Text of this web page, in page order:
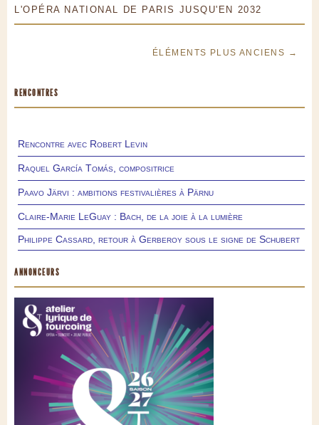
L'OPÉRA NATIONAL DE PARIS JUSQU'EN 2032
ÉLÉMENTS PLUS ANCIENS →
RENCONTRES
Rencontre avec Robert Levin
Raquel García Tomás, compositrice
Paavo Järvi : ambitions festivalières à Pärnu
Claire-Marie LeGuay : Bach, de la joie à la lumière
Philippe Cassard, retour à Gerberoy sous le signe de Schubert
ANNONCEURS